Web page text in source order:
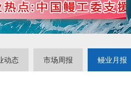
动态 市场周报 鳗业月报